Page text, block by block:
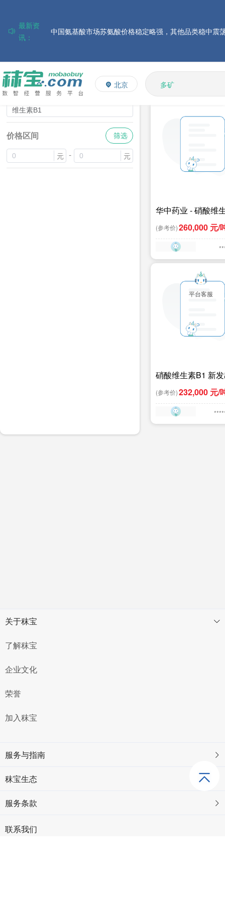
最新资
讯：
住友化学公布2026财年第一季度业绩
大成食品：2026年半年度毛利3.32亿元，同比上升8.9%
ADM发布2026年第二季度财务业绩
北京
L-赖氨酸硫酸盐
多维
多矿
维生素
品名 搜索
价格区间 筛选
元 - 元
关键词：维生素B1
华中药业 - 硝酸维
8% 25KG/袋饲料
中药业 - 硝酸维生
8% 25KG/袋饲料
(参考价)260,000 元/
硝酸维生素B1 新
贸 25千克/箱 25干
(参考价)232,000 元/
平台客服
关于秣宝
了解秣宝
企业文化
荣誉
加入秣宝
服务与指南
秣宝生态
服务条款
联系我们